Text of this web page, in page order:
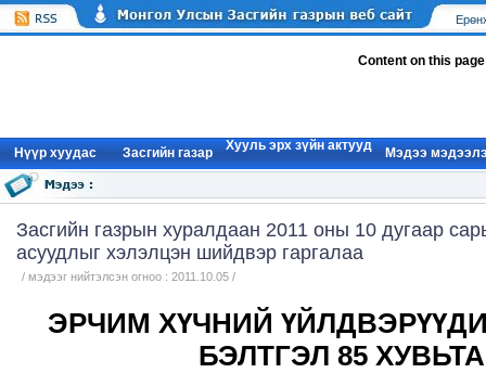
Content on this
Нүүр xуудас Засгийн газар Хууль эрх зүйн актууд Мэдээ
Засгийн газрын хуралдаан 2011 оны 10 дугаар
асуудлыг хэлэлцэн шийдвэр гаргалаа
/ мэдээг нийтэлсэн огноо : 2011.10.05 /
ЭРЧИМ ХҮЧНИЙ
БЭЛТГЭЛ 85